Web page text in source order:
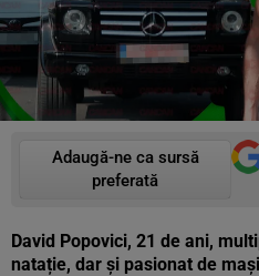
Adaugă-ne ca sursă
preferată
David Popovici, 21 de ani,
natație, dar și pasionat de